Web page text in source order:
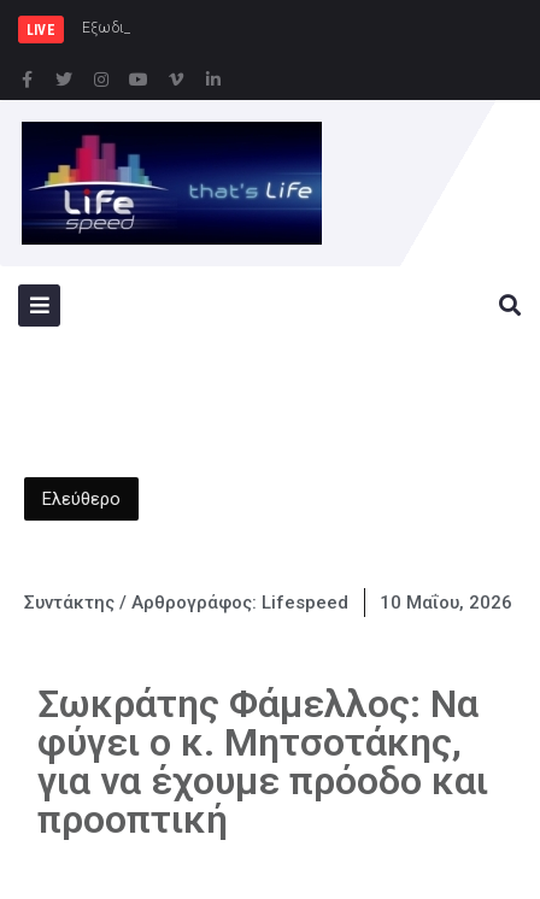
LIVE Εξωδικαστικός Μηχανισμός: Άν
Ελεύθερο
Συντάκτης / Αρθρογράφος: Lifespeed 10 Μαΐου, 2026
Σωκράτης Φάμελλος: Να
φύγει ο κ. Μητσοτάκης,
για να έχουμε πρόοδο και
προοπτική